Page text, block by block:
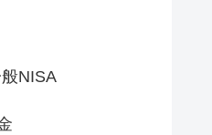
NISA